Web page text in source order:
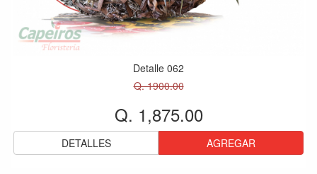
Detalle 062
Q. 1900.00
Q. 1,875.00
DETALLES AGREGAR